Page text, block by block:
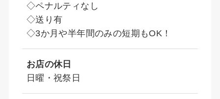
◇ペナルティなし
◇送り有
◇3か月や半年間のみの短期もOK！
お店の休日
日曜・祝祭日